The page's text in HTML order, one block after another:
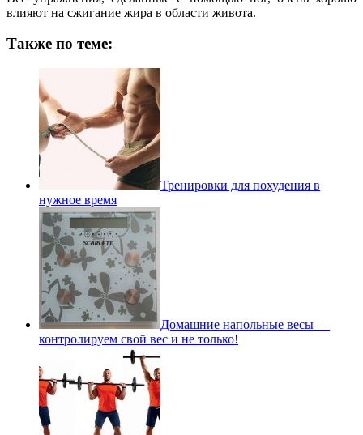
влияют на сжигание жира в области живота.
Также по теме:
Тренировки для похудения в
нужное время
Домашние напольные весы —
контролируем свой вес и не только!